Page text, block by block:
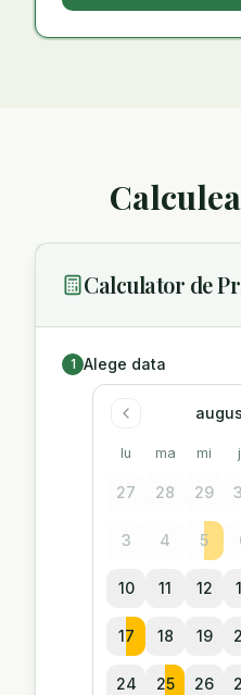
Calculator de
1 Alege data
lu ma mi
27 28 29
3 4 5
10 11 12
17 18 19
24 25 26